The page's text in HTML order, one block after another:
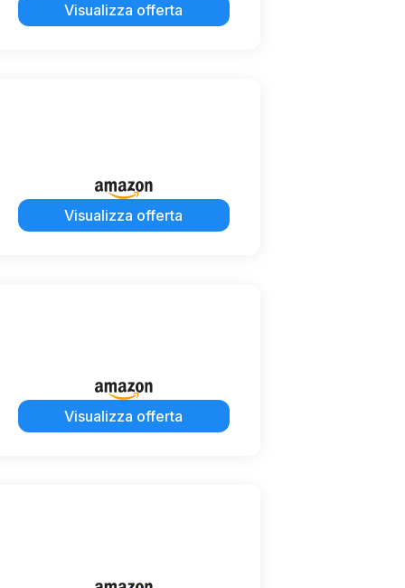
Visualizza offerta
Visualizza offerta
Visualizza offerta